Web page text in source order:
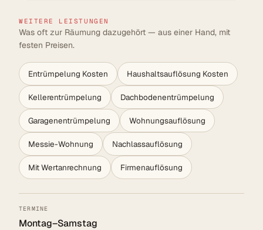
WEITERE LEISTUNGEN
Was oft zur Räumung dazugehört — aus einer Hand, mit
festen Preisen.
Entrümpelung Kosten Haushaltsauflösung Kosten
Kellerentrümpelung Dachbodenentrümpelung
Garagenentrümpelung Wohnungsauflösung
Messie-Wohnung Nachlassauflösung
Mit Wertanrechnung Firmenauflösung
TERMINE
Montag–Samstag